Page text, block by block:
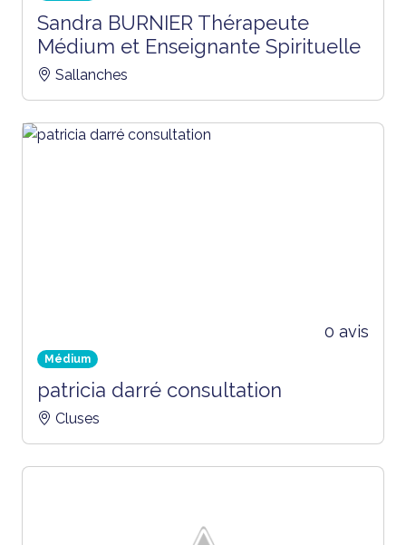
Sandra BURNIER Thérapeute
Médium et Enseignante Spirituelle
Sallanches
0 avis
Médium
patricia darré consultation
Cluses